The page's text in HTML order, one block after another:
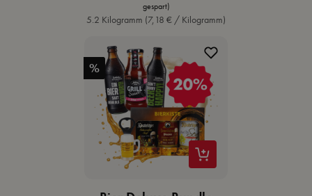
5.2 Kilogramm (7,18 € / Kilogramm)
gespart)
%